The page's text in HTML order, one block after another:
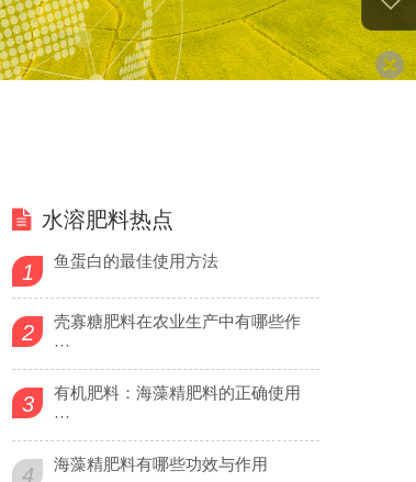
水溶肥料热点
1 鱼蛋白的最佳使用方法
2
壳寡糖肥料在农业生产中有哪些作
···
3
有机肥料：海藻精肥料的正确使用
···
4 海藻精肥料有哪些功效与作用